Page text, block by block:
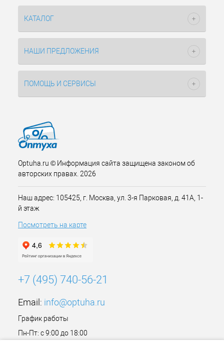
КАТАЛОГ
НАШИ ПРЕДЛОЖЕНИЯ
ПОМОЩЬ И СЕРВИСЫ
Optuha.ru © Информация сайта защищена законом об
авторских правах. 2026
Наш адрес: 105425, г. Москва, ул. 3-я Парковая, д. 41А, 1-
й этаж
Посмотреть на карте
+7 (495) 740-56-21
Email: info@optuha.ru
График работы
Пн-Пт: с 9:00 до 18:00